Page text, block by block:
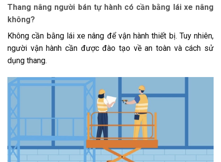
Thang nâng người bán tự hành có cần bằng lái xe nâng
không?
Không cần bằng lái xe nâng để vận hành thiết bị. Tuy nhiên,
người vận hành cần được đào tạo về an toàn và cách sử
dụng thang.